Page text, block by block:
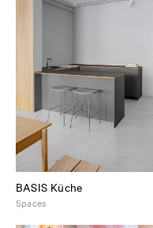
BASIS Küche
Spaces